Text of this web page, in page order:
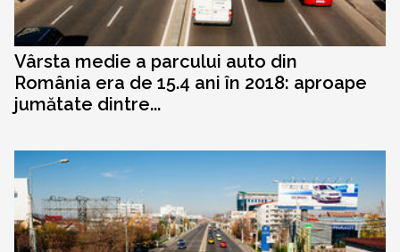
Vârsta medie a parcului auto din
România era de 15.4 ani în 2018: aproape
jumătate dintre...